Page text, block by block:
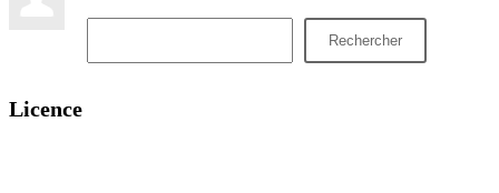
Rechercher
Licence